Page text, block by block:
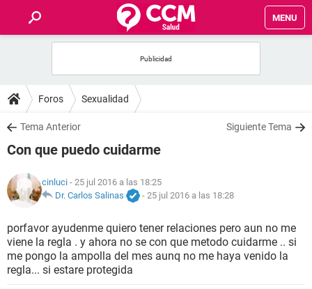
MENU
FOROS
SALUD
FAMILIA
NUTRICIÓN
BIENESTAR
SEXUALIDAD
Foros Sexualidad
Tema Anterior Siguiente Tema
Con que puedo cuidarme
cinluci - 25 jul 2016 a las 18:25
Dr. Carlos Salinas
- 25 jul 2016 a las 18:28
porfavor ayudenme quiero tener relaciones pero aun no me
viene la regla . y ahora no se con que metodo cuidarme .. si
me pongo la ampolla del mes aunq no me haya venido la
regla... si estare protegida